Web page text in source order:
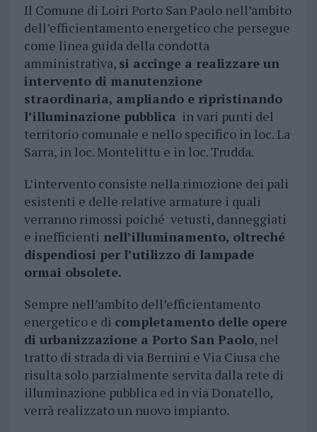
Il Comune di Loiri Porto San Paolo nell’ambito
dell’efficientamento energetico che persegue
come linea guida della condotta
amministrativa, si accinge a realizzare un
intervento di manutenzione
straordinaria, ampliando e ripristinando
l’illuminazione pubblica in vari punti del
territorio comunale e nello specifico in loc. La
Sarra, in loc. Montelittu e in loc. Trudda.
L’intervento consiste nella rimozione dei pali
esistenti e delle relative armature i quali
verranno rimossi poiché vetusti, danneggiati
e inefficienti nell’illuminamento, oltreché
dispendiosi per l’utilizzo di lampade
ormai obsolete.
Sempre nell’ambito dell’efficientamento
energetico e di completamento delle opere
di urbanizzazione a Porto San Paolo, nel
tratto di strada di via Bernini e Via Ciusa che
risulta solo parzialmente servita dalla rete di
illuminazione pubblica ed in via Donatello,
verrà realizzato un nuovo impianto.